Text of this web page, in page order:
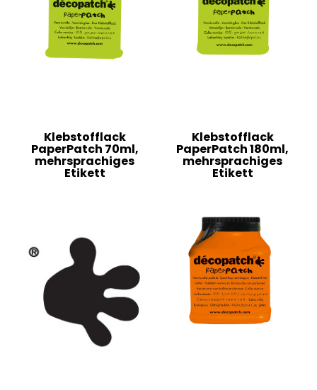
Klebstofflack
PaperPatch 70ml,
mehrsprachiges
Etikett
Klebstofflack
PaperPatch 180ml,
mehrsprachiges
Etikett